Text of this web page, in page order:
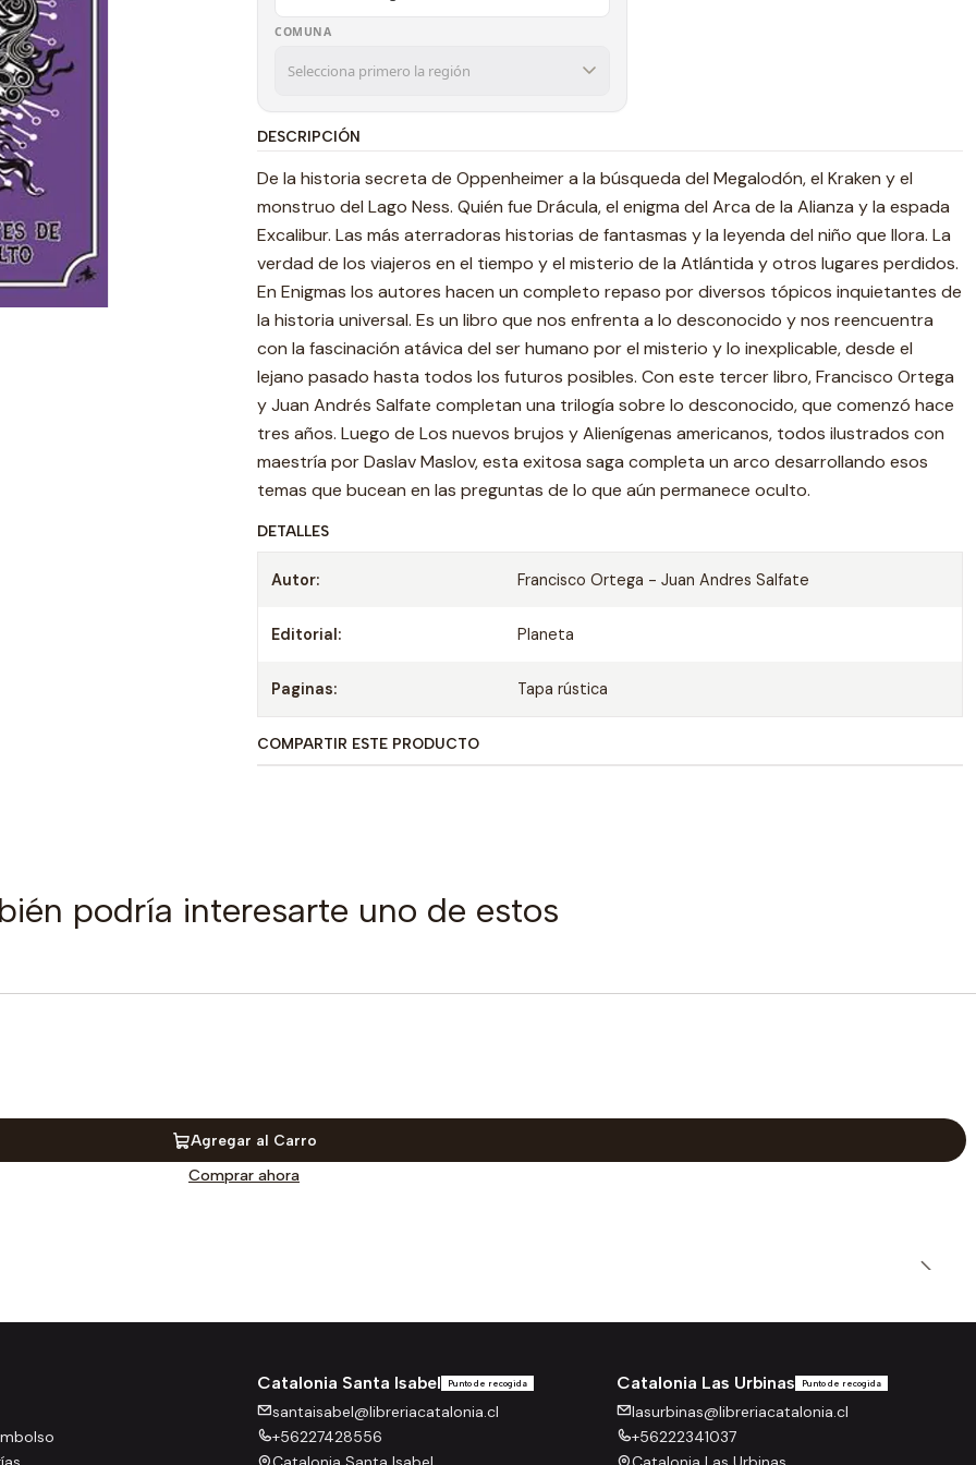
COMUNA
DESCRIPCIÓN
De la historia secreta de Oppenheimer a la búsqueda del Megalodón, el Kraken y el
monstruo del Lago Ness. Quién fue Drácula, el enigma del Arca de la Alianza y la espada
Excalibur. Las más aterradoras historias de fantasmas y la leyenda del niño que llora. La
verdad de los viajeros en el tiempo y el misterio de la Atlántida y otros lugares perdidos.
En Enigmas los autores hacen un completo repaso por diversos tópicos inquietantes de
la historia universal. Es un libro que nos enfrenta a lo desconocido y nos reencuentra
con la fascinación atávica del ser humano por el misterio y lo inexplicable, desde el
lejano pasado hasta todos los futuros posibles. Con este tercer libro, Francisco Ortega
y Juan Andrés Salfate completan una trilogía sobre lo desconocido, que comenzó hace
tres años. Luego de Los nuevos brujos y Alienígenas americanos, todos ilustrados con
maestría por Daslav Maslov, esta exitosa saga completa un arco desarrollando esos
temas que bucean en las preguntas de lo que aún permanece oculto.
DETALLES
Autor: Francisco Ortega - Juan Andres Salfate
Editorial: Planeta
Paginas: Tapa rústica
COMPARTIR ESTE PRODUCTO
podría interesarte uno de estos
Agregar al Carro
Comprar ahora
Catalonia Santa Isabel Punto de recogida
santaisabel@libreriacatalonia.cl
+56227428556
Catalonia Las Urbinas Punto de recogida
lasurbinas@libreriacatalonia.cl
+56222341037